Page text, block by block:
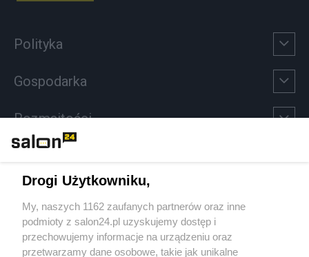
Polityka
Gospodarka
Rozmaitości
Sport
Społeczeństwo
Drogi Użytkowniku,
My, naszych 1162 zaufanych partnerów oraz inne
podmioty z salon24.pl uzyskujemy dostęp i
przechowujemy informacje na urządzeniu oraz
przetwarzamy dane osobowe, takie jak unikalne